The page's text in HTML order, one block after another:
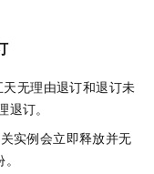
无理由退订和退订未
退订。
实例会立即释放并无